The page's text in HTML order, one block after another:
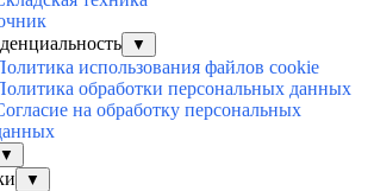
▼
использования файлов cookie
обработки персональных данных
на обработку персональных
▼
▼